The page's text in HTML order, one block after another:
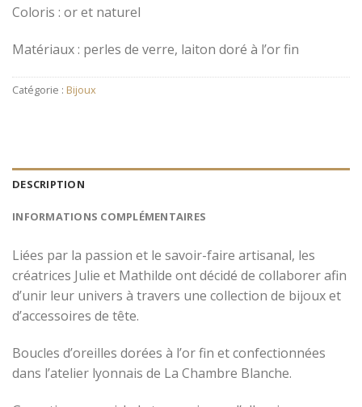
Coloris : or et naturel
Matériaux : perles de verre, laiton doré à l’or fin
Catégorie : Bijoux
DESCRIPTION
INFORMATIONS COMPLÉMENTAIRES
Liées par la passion et le savoir-faire artisanal, les
créatrices Julie et Mathilde ont décidé de collaborer afin
d’unir leur univers à travers une collection de bijoux et
d’accessoires de tête.
Boucles d’oreilles dorées à l’or fin et confectionnées
dans l’atelier lyonnais de La Chambre Blanche.